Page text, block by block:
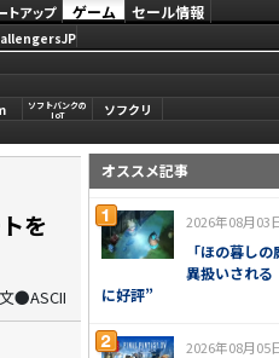
トアップ ゲーム セール情報
ソフトバンクの
IoT
ソフクリ
を
文●ASCII
オススメ記事
2026年08月03
「ほの暮し
異扱いされ
に好評”
2026年08月05